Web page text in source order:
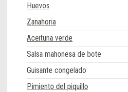
Huevos
Zanahoria
Aceituna verde
Salsa mahonesa de bote
Guisante congelado
Pimiento del piquillo